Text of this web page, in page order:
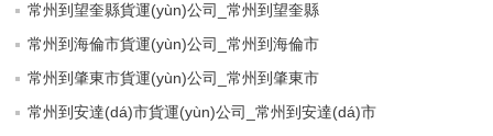
常州到望奎縣貨運(yùn)公司_常州到望奎縣
常州到海倫市貨運(yùn)公司_常州到海倫市
常州到肇東市貨運(yùn)公司_常州到肇東市
常州到安達(dá)市貨運(yùn)公司_常州到安達(dá)市